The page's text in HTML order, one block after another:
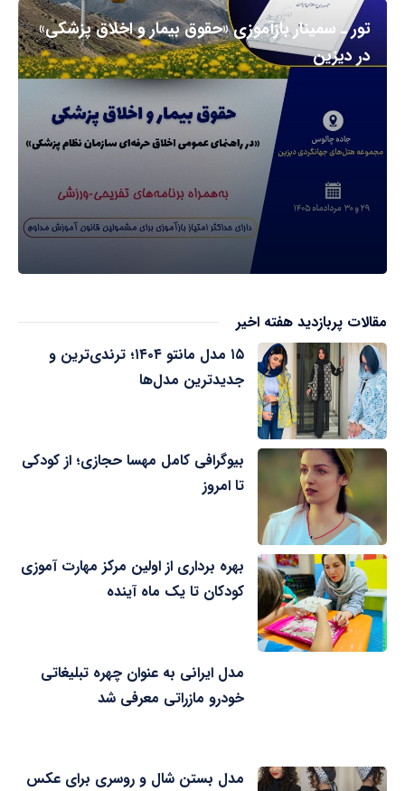
تور ـ سمینار بازآموزی «حقوق بیمار و اخلاق پزشکی»
در دیزین
مقالات پربازدید هفته اخیر
۱۵ مدل مانتو ۱۴۰۴؛ ترندی‌ترین و
جدیدترین مدل‌ها
بیوگرافی کامل مهسا حجازی؛ از کودکی
تا امروز
بهره برداری از اولین مرکز مهارت آموزی
کودکان تا یک ماه آینده
مدل ایرانی به عنوان چهره تبلیغاتی
خودرو مازراتی معرفی شد
مدل بستن شال و روسری برای عکس